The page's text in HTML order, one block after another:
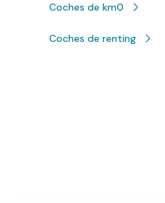
Coches de km0
Coches de renting